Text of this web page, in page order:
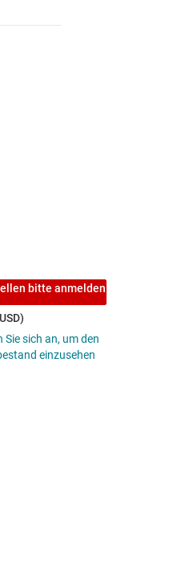
bitte anmelden
Sie sich an, um den
einzusehen